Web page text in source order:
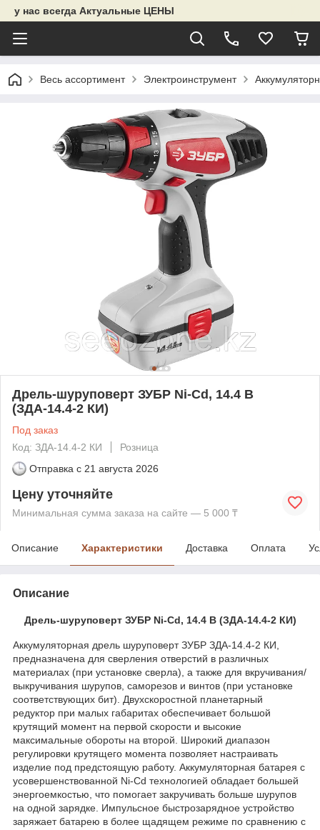
у нас всегда Актуальные ЦЕНЫ
Весь ассортимент Электроинструмент
Дрель-шуруповерт ЗУБР Ni-Cd, 14.4 В
(ЗДА-14.4-2 КИ)
Под заказ
Код: ЗДА-14.4-2 КИ
Розница
Отправка с 21 августа 2026
Цену уточняйте
Минимальная сумма заказа на сайте — 5 000 ₸
Описание Характеристики Доставка Оплата
Описание
Дрель-шуруповерт ЗУБР Ni-Cd, 14.4 В (ЗДА-14.4-2 КИ)
Аккумуляторная дрель шуруповерт ЗУБР ЗДА-14.4-2 КИ,
предназначена для сверления отверстий в различных
материалах (при установке сверла), а также для вкручивания/
выкручивания шурупов, саморезов и винтов (при установке
соответствующих бит). Двухскоростной планетарный
редуктор при малых габаритах обеспечивает большой
крутящий момент на первой скорости и высокие
максимальные обороты на второй. Широкий диапазон
регулировки крутящего момента позволяет настраивать
изделие под предстоящую работу. Аккумуляторная батарея с
усовершенствованной Ni-Cd технологией обладает большей
энергоемкостью, что помогает закручивать больше шурупов
на одной зарядке. Импульсное быстрозарядное устройство
заряжает батарею в более щадящем режиме по сравнению с